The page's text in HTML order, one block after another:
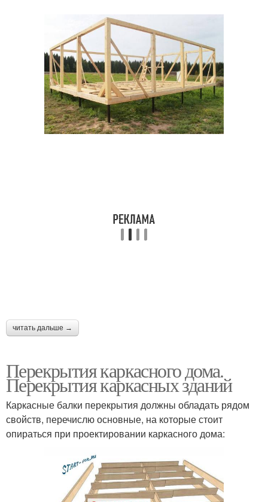
читать дальше →
Перекрытия каркасного дома.
Перекрытия каркасных зданий
Каркасные балки перекрытия должны обладать рядом
свойств, перечислю основные, на которые стоит
опираться при проектировании каркасного дома: